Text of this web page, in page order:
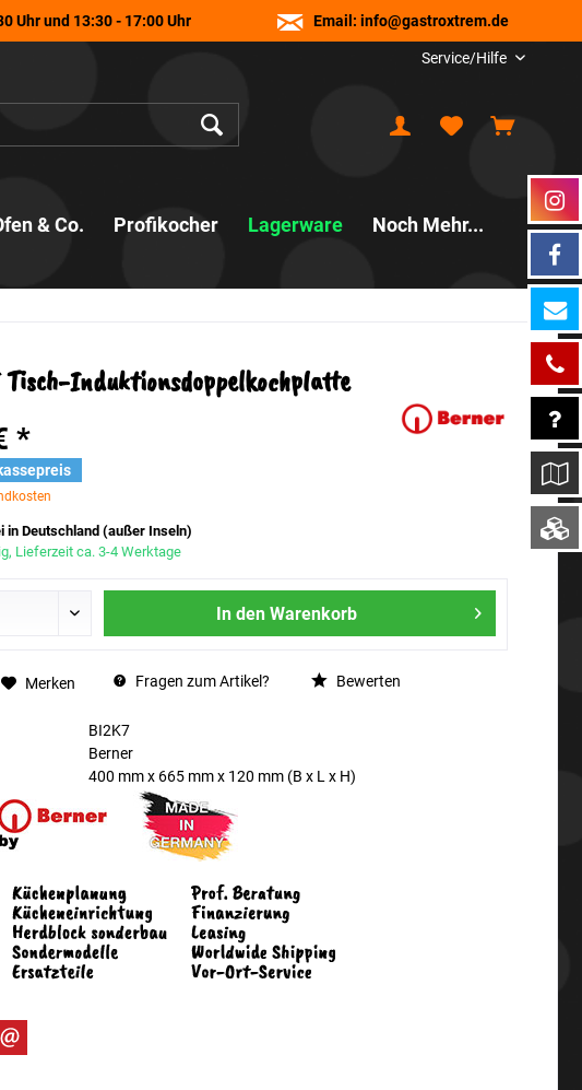
Uhr und 13:30 - 17:00 Uhr Email: info@gastroxtrem.de
Service/Hilfe
& Co. Profikocher Lagerware Noch Mehr...
Induktionsdoppelkochplatte
*
Deutschland (außer Inseln)
Lieferzeit ca. 3-4 Werktage
In den Warenkorb
Merken Fragen zum Artikel? Bewerten
BI2K7
Berner
400 mmx 665 mmx 120 mm(B x L x H)